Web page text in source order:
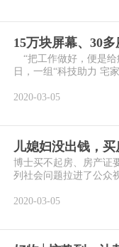
15万块屏幕、30
“把工作做好，便是给
日，一组“科技助力 宅
2020-03-05
儿媳妇没出钱，
博士买不起房、房产证
列社会问题拉进了公
2020-03-05